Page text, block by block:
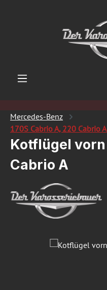
Mercedes-Benz
170S Cabrio A, 220 Cabrio
Kotflügel
Cabrio A
Bildergalerie überspringen